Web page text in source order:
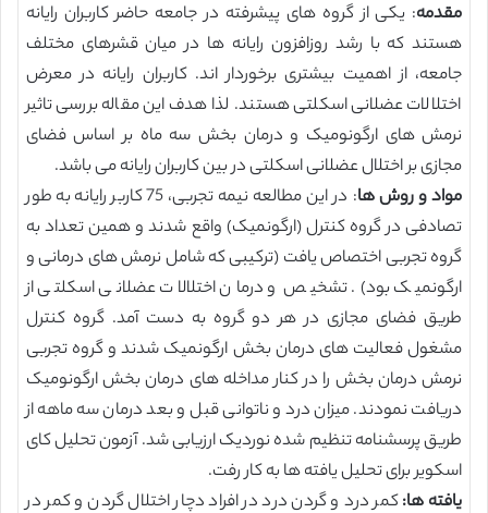
مقدمه: یکی از گروه های پیشرفته در جامعه حاضر کاربران رایانه
هستند که با رشد روزافزون رایانه ها در میان قشرهای مختلف
جامعه، از اهمیت بیشتری برخوردار اند. کاربران رایانه در معرض
اختلالات عضلانی اسکلتی هستند. لذا هدف این مقاله بررسی تاثیر
نرمش های ارگونومیک و درمان بخش سه ماه بر اساس فضای
مجازی بر اختلال عضلانی اسکلتی در بین کاربران رایانه می باشد.
مواد و روش ها
: در این مطالعه نیمه تجربی، 75 کاربر رایانه به طور
تصادفی در گروه کنترل (ارگونمیک) واقع شدند و همین تعداد به
گروه تجربی اختصاص یافت (ترکیبی که شامل نرمش های درمانی و
ارگونمیک بود). تشخیص و درمان اختلالات عضلانی اسکلتی از
طریق فضای مجازی در هر دو گروه به دست آمد. گروه کنترل
مشغول فعالیت های درمان بخش ارگونمیک شدند و گروه تجربی
نرمش درمان بخش را در کنار مداخله های درمان بخش ارگونومیک
دریافت نمودند. میزان درد و ناتوانی قبل و بعد درمان سه ماهه از
طریق پرسشنامه تنظیم شده نوردیک ارزیابی شد. آزمون تحلیل کای
اسکویر برای تحلیل یافته ها به کار رفت.
یافته ها:کمر درد و گردن درد در افراد دچار اختلال گردن و کمر در